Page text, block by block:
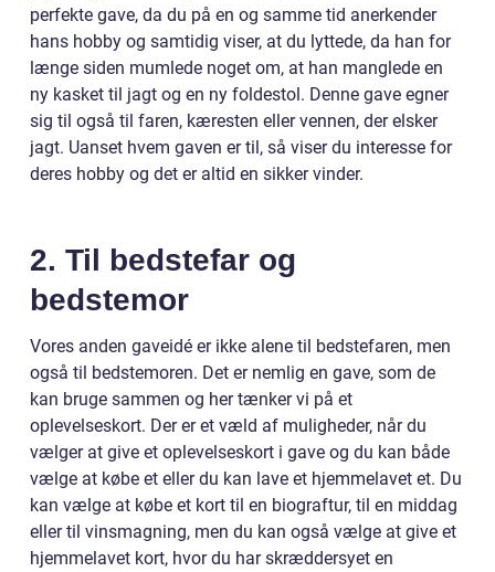
perfekte gave, da du på en og samme tid anerkender
hans hobby og samtidig viser, at du lyttede, da han for
længe siden mumlede noget om, at han manglede en
ny kasket til jagt og en ny foldestol. Denne gave egner
sig til også til faren, kæresten eller vennen, der elsker
jagt. Uanset hvem gaven er til, så viser du interesse for
deres hobby og det er altid en sikker vinder.
2. Til bedstefar og
bedstemor
Vores anden gaveidé er ikke alene til bedstefaren, men
også til bedstemoren. Det er nemlig en gave, som de
kan bruge sammen og her tænker vi på et
oplevelseskort. Der er et væld af muligheder, når du
vælger at give et oplevelseskort i gave og du kan både
vælge at købe et eller du kan lave et hjemmelavet et. Du
kan vælge at købe et kort til en biograftur, til en middag
eller til vinsmagning, men du kan også vælge at give et
hjemmelavet kort, hvor du har skræddersyet en